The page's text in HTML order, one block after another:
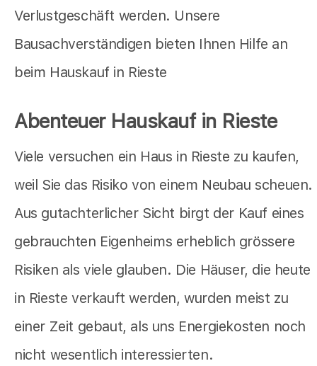
Verlustgeschäft werden. Unsere
Bausachverständigen bieten Ihnen Hilfe an
beim Hauskauf in Rieste
Abenteuer Hauskauf in Rieste
Viele versuchen ein Haus in Rieste zu kaufen,
weil Sie das Risiko von einem Neubau scheuen.
Aus gutachterlicher Sicht birgt der Kauf eines
gebrauchten Eigenheims erheblich grössere
Risiken als viele glauben. Die Häuser, die heute
in Rieste verkauft werden, wurden meist zu
einer Zeit gebaut, als uns Energiekosten noch
nicht wesentlich interessierten.